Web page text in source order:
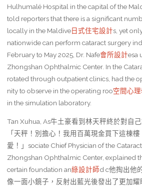
Hulhumalé Hospital in the capital of the
told reporters that there is a significant
locally in the Maldive日式住宅設計s, yet
nationwide can perform cataract surgery
February to May 2025, Dr. Nafe會所設計esa
Zhongshan Ophthalmic Center. In the
rotated through outpatient clinics, had the
nity to observe in the operating roo空間心理
in the simulation laboratory.
Tan Xuhua, As牛土豪看到林天秤終於對自
「天秤！別擔心！我用百萬現金買下這棟
愛！」sociate Chief Physician of the
Zhongshan Ophthalmic Center, explained
certain foundation an綠設計師d c他掏出他
像一面小鏡子，反射出藍光後發出了更加